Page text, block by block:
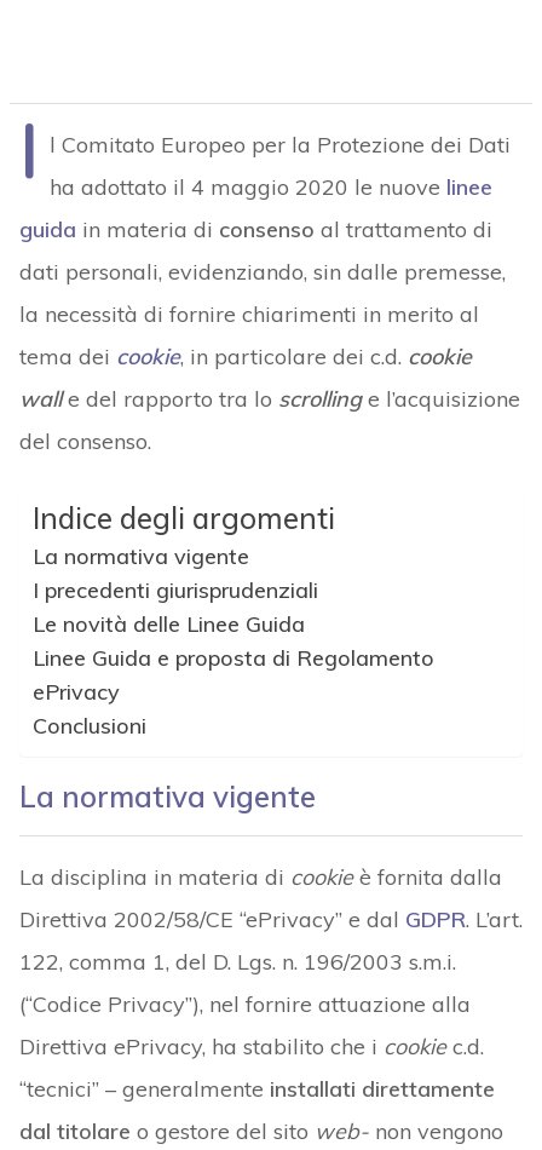
I
l Comitato Europeo per la Protezione dei Dati
ha adottato il 4 maggio 2020 le nuove linee
guida in materia di consenso al trattamento di
dati personali, evidenziando, sin dalle premesse,
la necessità di fornire chiarimenti in merito al
tema dei cookie, in particolare dei c.d. cookie
walle del rapporto tra lo scrollinge l’acquisizione
del consenso.
Indice degli argomenti
La normativa vigente
I precedenti giurisprudenziali
Le novità delle Linee Guida
Linee Guida e proposta di Regolamento
ePrivacy
Conclusioni
La normativa vigente
La disciplina in materia di cookieè fornita dalla
Direttiva 2002/58/CE “ePrivacy” e dal GDPR. L’art.
122, comma 1, del D. Lgs. n. 196/2003 s.m.i.
(“Codice Privacy”), nel fornire attuazione alla
Direttiva ePrivacy, ha stabilito che i cookiec.d.
“tecnici” – generalmente installati direttamente
dal titolare o gestore del sito web- non vengono